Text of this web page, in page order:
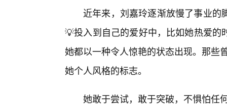
近年来，刘嘉玲逐渐放慢了事业
💡投入到自己的爱好中，比如她热爱
她都以一种令人惊艳的状态出现。那些
她个人风格的标志。
她敢于尝试，敢于突破，不惧怕任